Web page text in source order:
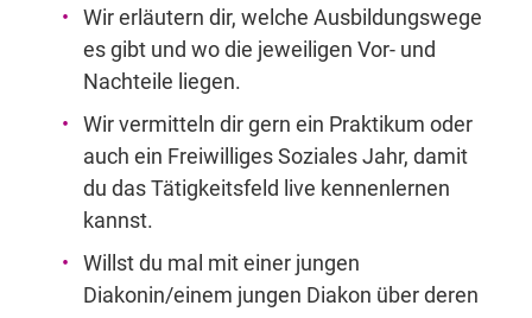
Wir erläutern dir, welche Ausbildungswege
es gibt und wo die jeweiligen Vor- und
Nachteile liegen.
Wir vermitteln dir gern ein Praktikum oder
auch ein Freiwilliges Soziales Jahr, damit
du das Tätigkeitsfeld live kennenlernen
kannst.
Willst du mal mit einer jungen
Diakonin/einem jungen Diakon über deren